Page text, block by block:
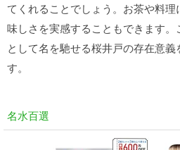
てくれることでしょう。お茶や料
味しさを実感することもできます
として名を馳せる桜井戸の存在意
す。
名水百選